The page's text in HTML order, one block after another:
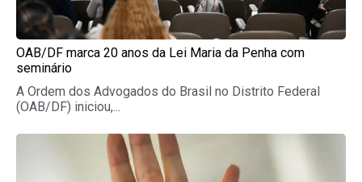
OAB/DF marca 20 anos da Lei Maria da Penha com
seminário
A Ordem dos Advogados do Brasil no Distrito Federal
(OAB/DF) iniciou,...